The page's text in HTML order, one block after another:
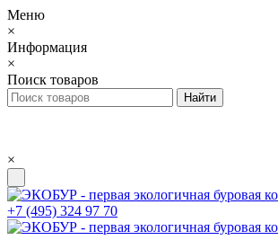
Меню
×
Информация
×
Поиск товаров
×
+7 (495) 324 97 70